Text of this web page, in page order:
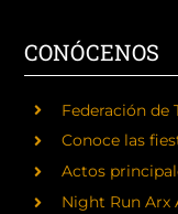
CONÓCENOS
Federación de
Conoce las
Actos
Night Run Arx